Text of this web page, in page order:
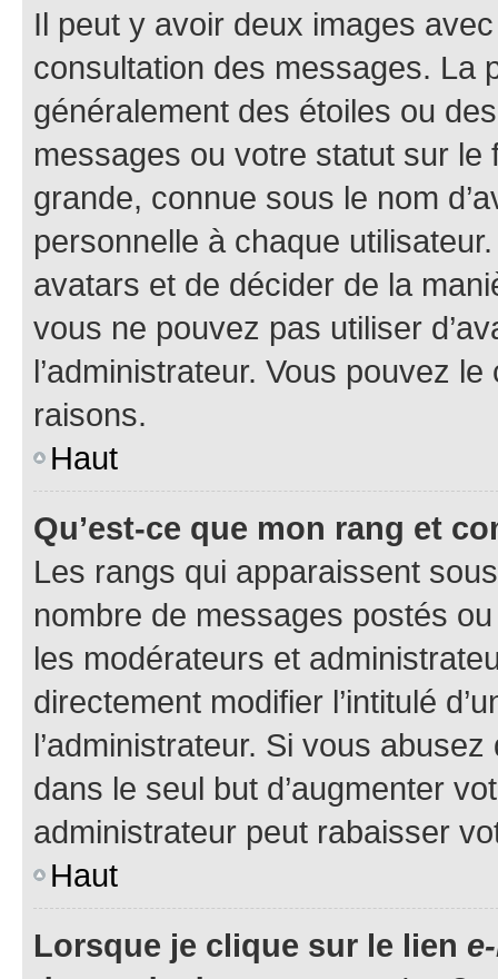
Il peut y avoir deux images
consultation des messages. La
généralement des étoiles ou
messages ou votre statut sur
grande, connue sous le nom
personnelle à chaque utilisateur.
avatars et de décider de la
vous ne pouvez pas utiliser
l’administrateur. Vous pouvez
raisons.
Haut
Qu’est-ce que mon rang et
Les rangs qui apparaissent
nombre de messages postés
les modérateurs et
directement modifier l’intitulé
l’administrateur. Si vous
dans le seul but d’augmenter
administrateur peut rabaisser
Haut
Lorsque je clique sur le lien